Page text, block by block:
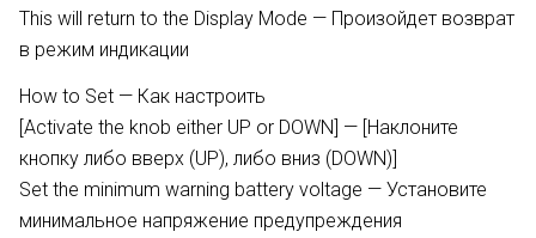
This will return to the Display Mode — Произойдет возврат
в режим индикации
How to Set — Как настроить
[Activate the knob either UP or DOWN] — [Наклоните
кнопку либо вверх (UP), либо вниз (DOWN)]
Set the minimum warning battery voltage — Установите
минимальное напряжение предупреждения